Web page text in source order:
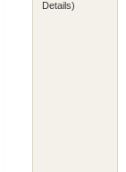
Details)